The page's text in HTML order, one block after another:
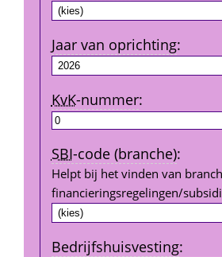
Jaar van oprichting:
KvK-nummer:
SBI-code (branche):
Helpt bij het vinden van
financierings­regelingen/
Bedrijfshuisvesting: